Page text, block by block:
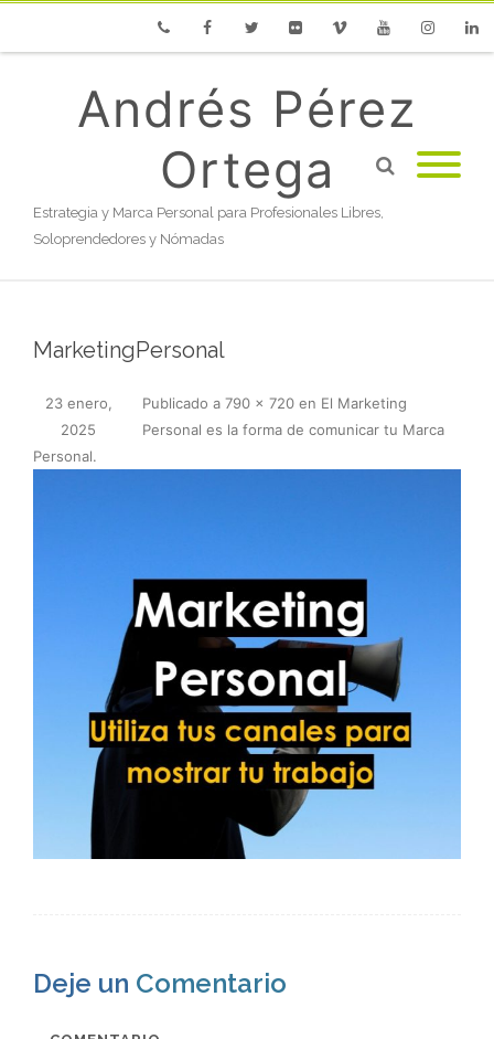
Andrés Pérez
Ortega
Estrategia y Marca Personal para Profesionales Libres,
Soloprendedores y Nómadas
MarketingPersonal
Publicado
23 enero,
2025
a 790 × 720 en El Marketing
Personal es la forma de comunicar tu Marca
Personal.
Deje un Comentario